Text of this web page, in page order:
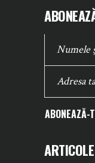
ABONEAZĂ-